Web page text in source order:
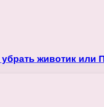
животик или